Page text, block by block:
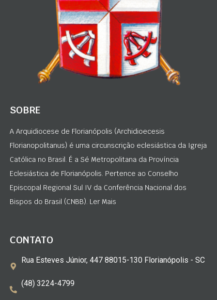
SOBRE
A Arquidiocese de Florianópolis (Archidioecesis
Florianopolitanus) é uma circunscrição eclesiástica da Igreja
Católica no Brasil. É a Sé Metropolitana da Província
Eclesiástica de Florianópolis. Pertence ao Conselho
Episcopal Regional Sul IV da Conferência Nacional dos
Bispos do Brasil (CNBB). Ler Mais
CONTATO
Rua Esteves Júnior, 447 88015-130 Florianópolis - SC
(48) 3224-4799